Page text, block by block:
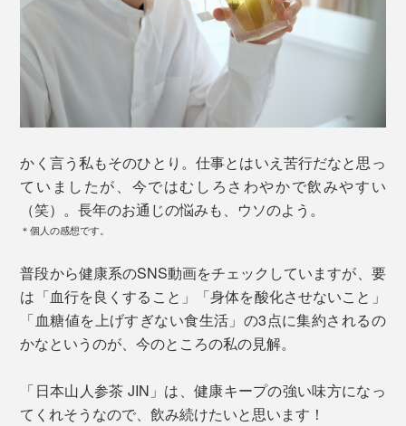
かく言う私もそのひとり。仕事とはいえ苦行だなと思っ
ていましたが、今ではむしろさわやかで飲みやすい
（笑）。長年のお通じの悩みも、ウソのよう。
＊個人の感想です。
普段から健康系のSNS動画をチェックしていますが、要
は「血行を良くすること」「身体を酸化させないこと」
「血糖値を上げすぎない食生活」の3点に集約されるの
かなというのが、今のところの私の見解。
「日本山人参茶 JIN」は、健康キープの強い味方になっ
てくれそうなので、飲み続けたいと思います！